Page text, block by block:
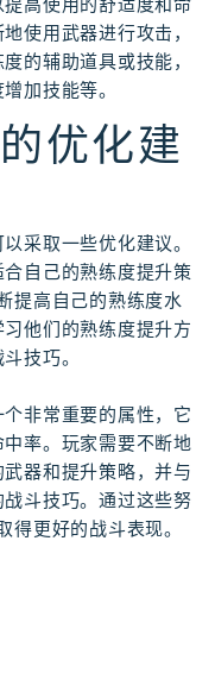
高使用的舒适度和命
使用武器进行攻击，
的辅助道具或技能，
加技能等。
优化建
采取一些优化建议。
自己的熟练度提升策
提高自己的熟练度水
他们的熟练度提升方
技巧。
非常重要的属性，它
率。玩家需要不断地
器和提升策略，并与
斗技巧。通过这些努
得更好的战斗表现。